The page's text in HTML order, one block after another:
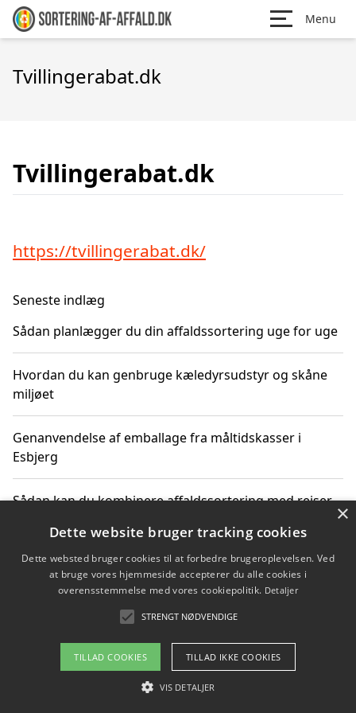
Menu
Tvillingerabat.dk
Tvillingerabat.dk
https://tvillingerabat.dk/
Seneste indlæg
Sådan planlægger du din affaldssortering uge for uge
Hvordan du kan genbruge kæledyrsudstyr og skåne
miljøet
Genanvendelse af emballage fra måltidskasser i
Esbjerg
Sådan kan du kombinere affaldssortering med rejser
Hvordan affaldssortering kan bidrage til co2 reduktion
Om / kontakt
Blog Betingelser
×
Dette website bruger tracking cookies
Dette websted bruger cookies til at forbedre brugeroplevelsen. Ved
at bruge vores hjemmeside accepterer du alle cookies i
overensstemmelse med vores cookiepolitik. Detaljer
STRENGT NØDVENDIGE
TILLAD COOKIES TILLAD IKKE COOKIES
VIS DETALJER